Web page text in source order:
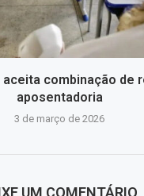
aceita combinação de
aposentadoria
3 de março de 2026
UM COMENTÁRIO